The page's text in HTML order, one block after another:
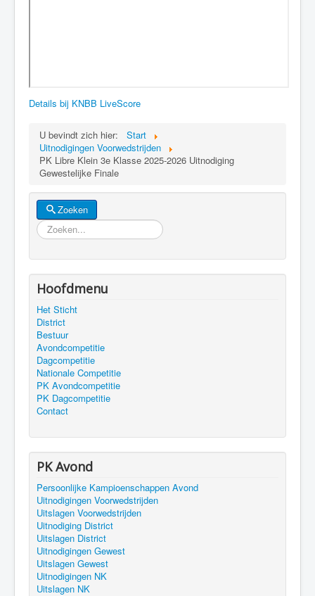
Details bij KNBB LiveScore
U bevindt zich hier:
Start
Uitnodigingen Voorwedstrijden
PK Libre Klein 3e Klasse 2025-2026 Uitnodiging
Gewestelijke Finale
Zoeken
Zoeken
Hoofdmenu
Het Sticht
District
Bestuur
Avondcompetitie
Dagcompetitie
Nationale Competitie
PK Avondcompetitie
PK Dagcompetitie
Contact
PK Avond
Persoonlijke Kampioenschappen Avond
Uitnodigingen Voorwedstrijden
Uitslagen Voorwedstrijden
Uitnodiging District
Uitslagen District
Uitnodigingen Gewest
Uitslagen Gewest
Uitnodigingen NK
Uitslagen NK